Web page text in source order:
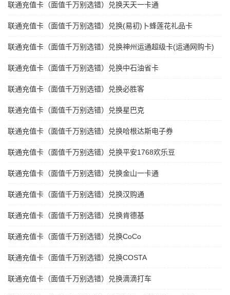
联通充值卡（面值千万别选错）兑换天天一卡通
联通充值卡（面值千万别选错）兑换(易初)卜蜂莲花礼品卡
联通充值卡（面值千万别选错）兑换神州运通超级卡(运通网购卡)
联通充值卡（面值千万别选错）兑换中石油省卡
联通充值卡（面值千万别选错）兑换必胜客
联通充值卡（面值千万别选错）兑换星巴克
联通充值卡（面值千万别选错）兑换哈根达斯电子券
联通充值卡（面值千万别选错）兑换平安1768欢乐豆
联通充值卡（面值千万别选错）兑换金山一卡通
联通充值卡（面值千万别选错）兑换汉购通
联通充值卡（面值千万别选错）兑换肯德基
联通充值卡（面值千万别选错）兑换CoCo
联通充值卡（面值千万别选错）兑换COSTA
联通充值卡（面值千万别选错）兑换滴滴打车